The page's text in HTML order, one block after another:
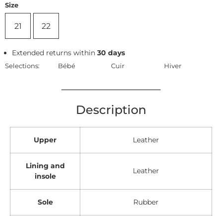
Size
21 22
Extended returns within30 days
Selections: Bébé Cuir Hiver
Description
Upper Leather
Lining and
insole
Leather
Sole Rubber